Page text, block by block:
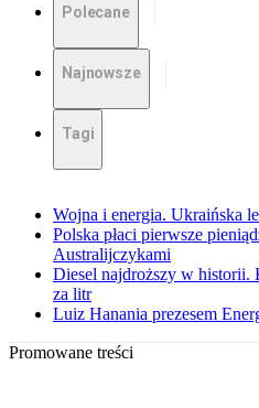
Polecane
Najnowsze
Tagi
Wojna i energia. Ukraińska
Polska płaci pierwsze
Australijczykami
Diesel najdroższy w historii.
za litr
Luiz Hanania prezesem
Promowane treści